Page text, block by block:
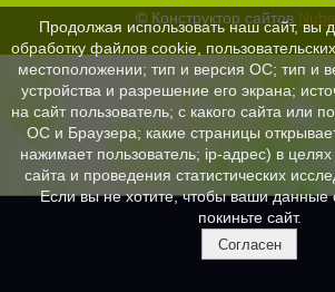
© Конструктор сайтов
Продолжая использовать наш сайт, вы
обработку файлов cookie,
местоположении; тип и версия ОС; тип и
устройства и разрешение его экрана;
на сайт пользователь; с какого сайта или
ОС и Браузера; какие страницы
нажимает пользователь; ip-адрес) в
сайта и проведения статистических
Если вы не хотите, чтобы ваши данные
покиньте сайт.
Согласен